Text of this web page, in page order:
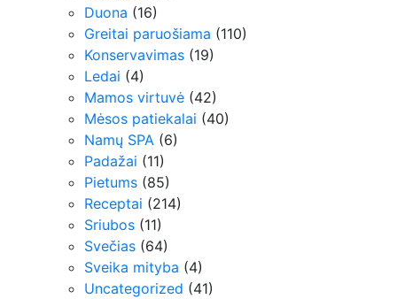
Duona (16)
Greitai paruošiama (110)
Konservavimas (19)
Ledai (4)
Mamos virtuvė (42)
Mėsos patiekalai (40)
Namų SPA (6)
Padažai (11)
Pietums (85)
Receptai (214)
Sriubos (11)
Svečias (64)
Sveika mityba (4)
Uncategorized (41)